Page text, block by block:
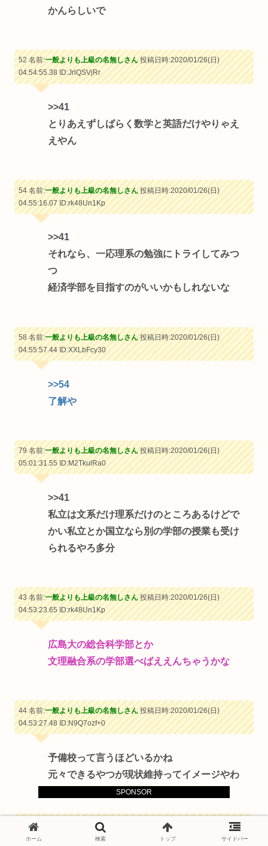
SPONSOR
かんらしいで
52 名前:一般よりも上級の名無しさん投稿日時:2020/01/26(日)
04:54:55.38ID:JrlQSVjRr
>>41
とりあえずしばらく数学と英語だけやりゃえ
えやん
54 名前:一般よりも上級の名無しさん投稿日時:2020/01/26(日)
04:55:16.07ID:rk48Un1Kp
>>41
それなら、一応理系の勉強にトライしてみつ
つ
経済学部を目指すのがいいかもしれないな
58 名前:一般よりも上級の名無しさん投稿日時:2020/01/26(日)
04:55:57.44ID:XXLbFcy30
>>54
了解や
79 名前:一般よりも上級の名無しさん投稿日時:2020/01/26(日)
05:01:31.55ID:M2TkulRa0
>>41
私立は文系だけ理系だけのところあるけどで
かい私立とか国立なら別の学部の授業も受け
られるやろ多分
43 名前:一般よりも上級の名無しさん投稿日時:2020/01/26(日)
04:53:23.65ID:rk48Un1Kp
広島大の総合科学部とか
文理融合系の学部選べばええんちゃうかな
44 名前:一般よりも上級の名無しさん投稿日時:2020/01/26(日)
04:53:27.48ID:N9Q7ozf+0
予備校って言うほどいるかね
元々できるやつが現状維持ってイメージやわ
45 名前: 一般よりも上級の名無しさん
投稿日時:2020/01/26(日)
04:53:59.75
ID:XXLbFcy30
ホーム 検索 トップ サイドバー